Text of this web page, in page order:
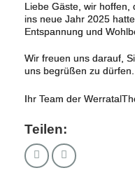
Liebe Gäste, wir hoffen,
ins neue Jahr 2025
Entspannung und
Wir freuen uns darauf,
uns begrüßen zu dürfen.
Ihr Team der
Teilen: